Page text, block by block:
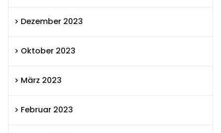
Dezember 2023
Oktober 2023
März 2023
Februar 2023